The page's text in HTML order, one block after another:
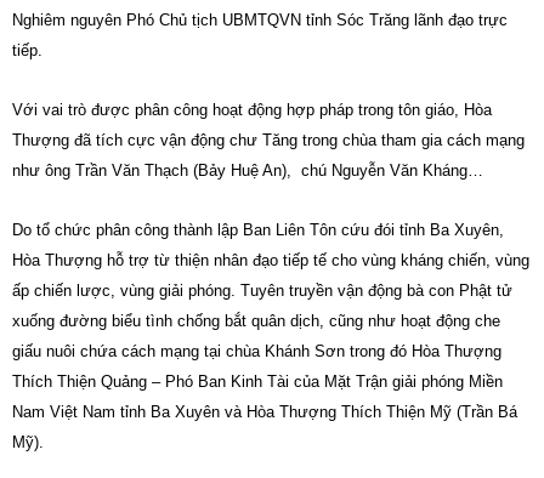
Nghiêm nguyên Phó Chủ tịch UBMTQVN tỉnh Sóc Trăng lãnh đạo trực
tiếp.
Với vai trò được phân công hoạt động hợp pháp trong tôn giáo, Hòa
Thượng đã tích cực vận động chư Tăng trong chùa tham gia cách mạng
như ông Trần Văn Thạch (Bảy Huệ An), chú Nguyễn Văn Kháng…
Do tổ chức phân công thành lập Ban Liên Tôn cứu đói tỉnh Ba Xuyên,
Hòa Thượng hỗ trợ từ thiện nhân đạo tiếp tế cho vùng kháng chiến, vùng
ấp chiến lược, vùng giải phóng. Tuyên truyền vận động bà con Phật tử
xuống đường biểu tình chống bắt quân dịch, cũng như hoạt động che
giấu nuôi chứa cách mạng tại chùa Khánh Sơn trong đó Hòa Thượng
Thích Thiện Quảng – Phó Ban Kinh Tài của Mặt Trận giải phóng Miền
Nam Việt Nam tỉnh Ba Xuyên và Hòa Thượng Thích Thiện Mỹ (Trần Bá
Mỹ).